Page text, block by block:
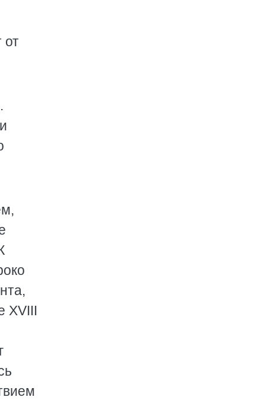
от
XVIII